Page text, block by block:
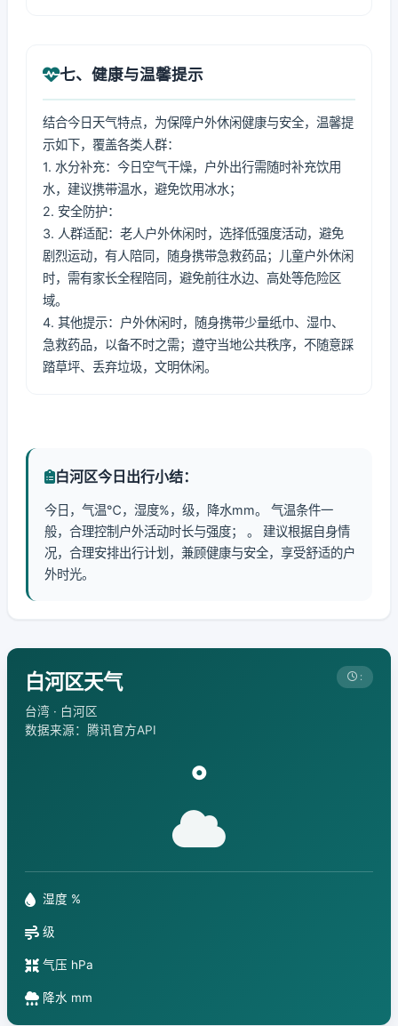
七、健康与温馨提示
结合今日天气特点，为保障户外休闲健康与安全，温馨提
示如下，覆盖各类人群：
1. 水分补充：今日空气干燥，户外出行需随时补充饮用
水，建议携带温水，避免饮用冰水；
2. 安全防护：
3. 人群适配：老人户外休闲时，选择低强度活动，避免
剧烈运动，有人陪同，随身携带急救药品；儿童户外休闲
时，需有家长全程陪同，避免前往水边、高处等危险区
域。
4. 其他提示：户外休闲时，随身携带少量纸巾、湿巾、
急救药品，以备不时之需；遵守当地公共秩序，不随意踩
踏草坪、丢弃垃圾，文明休闲。
白河区今日出行小结：
今日，气温℃，湿度%，级，降水mm。 气温条件一
般，合理控制户外活动时长与强度； 。 建议根据自身情
况，合理安排出行计划，兼顾健康与安全，享受舒适的户
外时光。
白河区天气
台湾 · 白河区
数据来源：腾讯官方API
:
°
湿度 %
级
气压 hPa
降水 mm